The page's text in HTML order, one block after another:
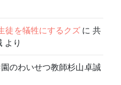
徒を犠牲にするクズ に 共
より
のわいせつ教師杉山卓誠